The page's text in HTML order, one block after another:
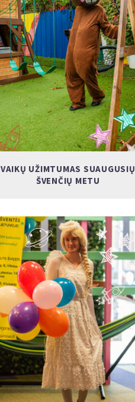
VAIKŲ UŽIMTUMAS SUAUGUSIŲ
ŠVENČIŲ METU